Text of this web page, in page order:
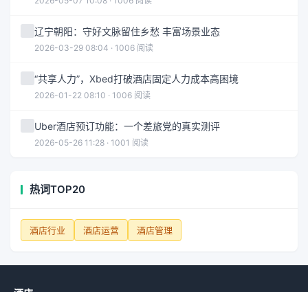
辽宁朝阳：守好文脉留住乡愁 丰富场景业态
2026-03-29 08:04 · 1006 阅读
“共享人力”，Xbed打破酒店固定人力成本高困境
2026-01-22 08:10 · 1006 阅读
Uber酒店预订功能：一个差旅党的真实测评
2026-05-26 11:28 · 1001 阅读
热词TOP20
酒店行业 酒店运营 酒店管理